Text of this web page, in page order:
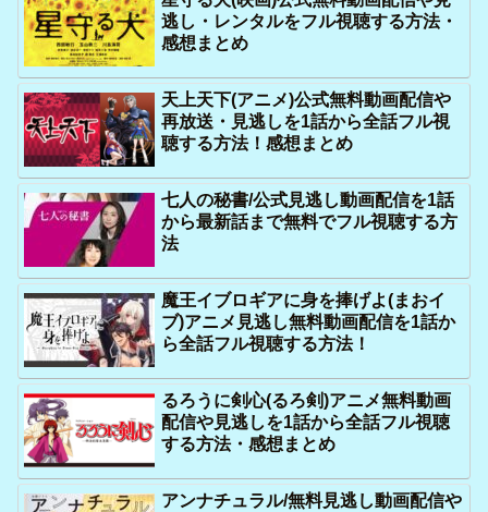
逃し・レンタルをフル視聴する方法・
感想まとめ
天上天下(アニメ)公式無料動画配信や
再放送・見逃しを1話から全話フル視
聴する方法！感想まとめ
七人の秘書/公式見逃し動画配信を1話
から最新話まで無料でフル視聴する方
法
魔王イブロギアに身を捧げよ(まおイ
ブ)アニメ見逃し無料動画配信を1話か
ら全話フル視聴する方法！
るろうに剣心(るろ剣)アニメ無料動画
配信や見逃しを1話から全話フル視聴
する方法・感想まとめ
アンナチュラル/無料見逃し動画配信や